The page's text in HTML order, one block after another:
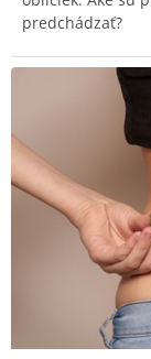
predchádzať?